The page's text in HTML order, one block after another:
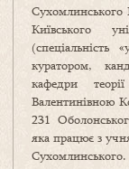
Сухомлинського
Київського
(спеціальність
куратором,
кафедри
Валентинівною
231
яка працює з
Сухомлинського.